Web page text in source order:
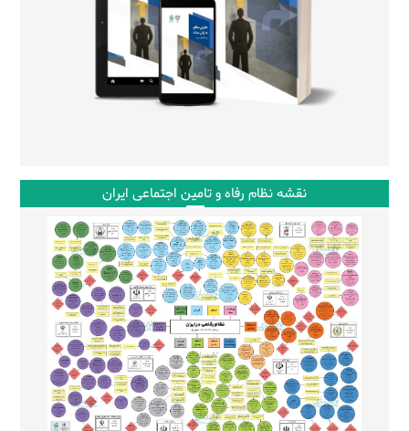
نقشه نظام رفاه و تامین اجتماعی ایران